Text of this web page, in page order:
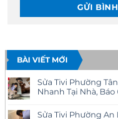
BÀI VIẾT MỚI
Sửa Tivi Phường
Nhanh Tại Nhà,
bình
Sửa Tivi Phường An